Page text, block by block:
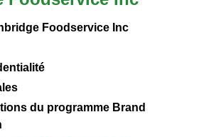
Foodservice Inc
du programme Brand